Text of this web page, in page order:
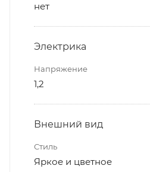
нет
Электрика
Напряжение
1,2
Внешний вид
Стиль
Яркое и цветное